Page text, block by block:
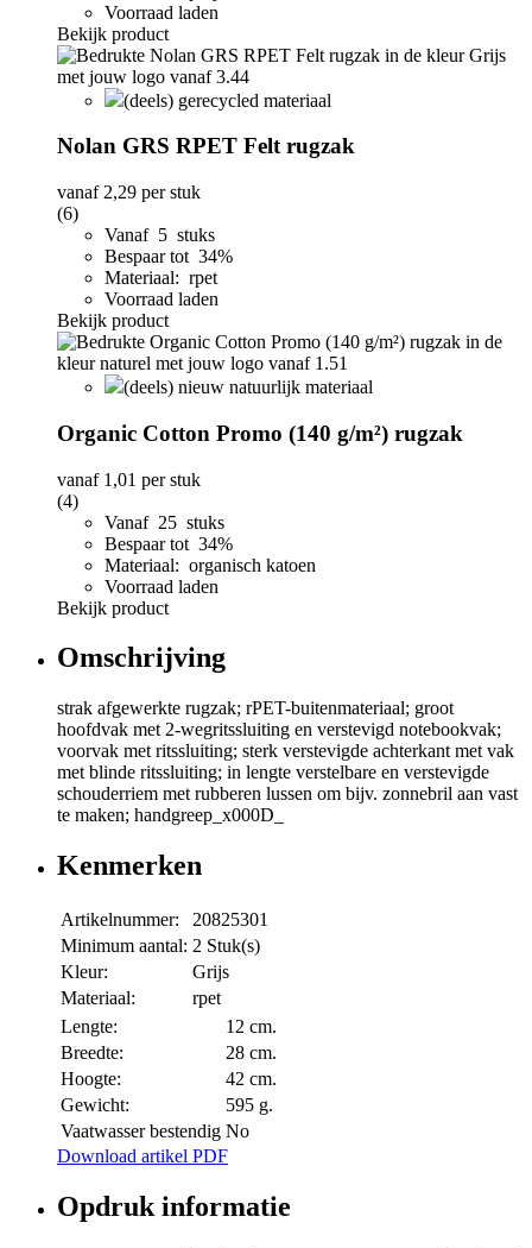
Voorraad laden
Bekijk product
(deels) gerecycled materiaal
Nolan GRS RPET Felt rugzak
vanaf 2,29 per stuk
(6)
Vanaf 5 stuks
Bespaar tot 34%
Materiaal: rpet
Voorraad laden
Bekijk product
(deels) nieuw natuurlijk materiaal
Organic Cotton Promo (140 g/m²) rugzak
vanaf 1,01 per stuk
(4)
Vanaf 25 stuks
Bespaar tot 34%
Materiaal: organisch katoen
Voorraad laden
Bekijk product
Omschrijving
strak afgewerkte rugzak; rPET-buitenmateriaal; groot
hoofdvak met 2-wegritssluiting en verstevigd notebookvak;
voorvak met ritssluiting; sterk verstevigde achterkant met vak
met blinde ritssluiting; in lengte verstelbare en verstevigde
schouderriem met rubberen lussen om bijv. zonnebril aan vast
te maken; handgreep_x000D_
Kenmerken
Artikelnummer:
20825301
Minimum aantal: 2 Stuk(s)
Kleur:
Grijs
Materiaal:
rpet
Lengte:
12 cm.
Breedte:
28 cm.
Hoogte:
42 cm.
Gewicht:
595 g.
Vaatwasser bestendig No
Download artikel PDF
Opdruk informatie